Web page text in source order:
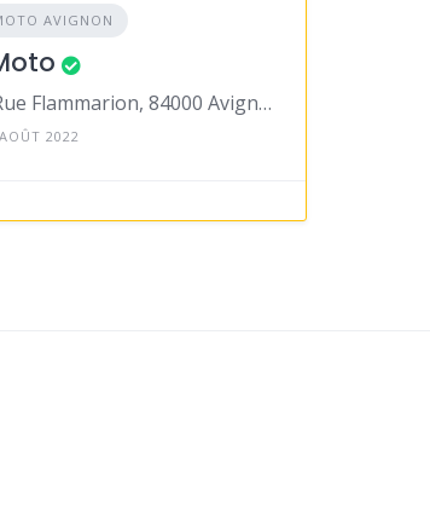
AVIGNON
13 Ter Rue Flammarion, 84000 Avignon
2022